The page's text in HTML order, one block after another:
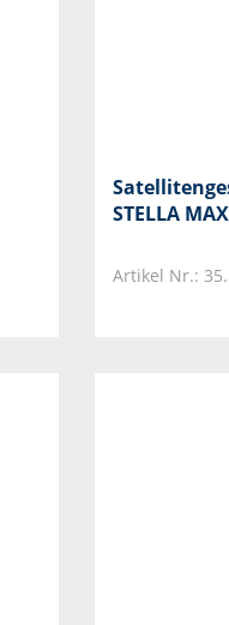
STELLA MAX
Artikel Nr.: